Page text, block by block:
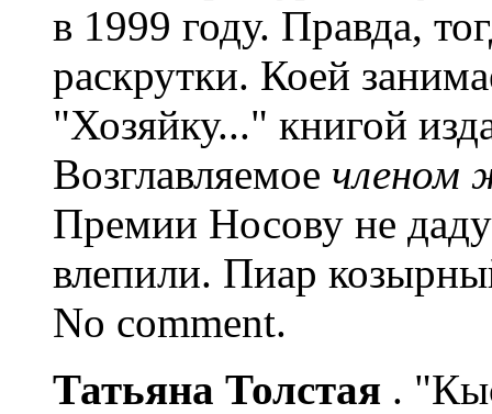
в 1999 году. Правда,
раскрутки. Коей
"Хозяйку..." книгой
Возглавляемое
Премии Носову не
влепили. Пиар
No comment.
Татьяна Толстая .